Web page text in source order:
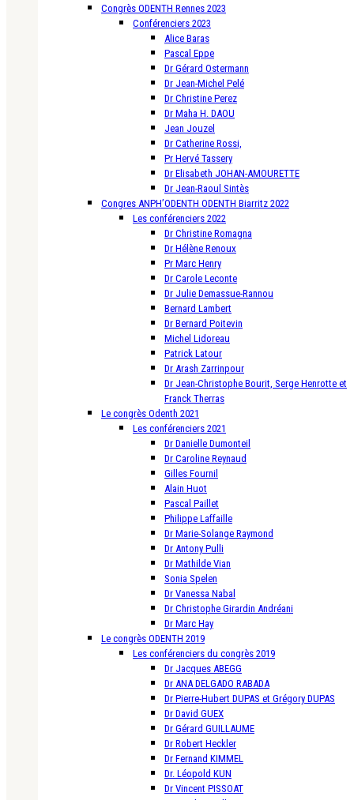
Congrès ODENTH Rennes 2023
Conférenciers 2023
Alice Baras
Pascal Eppe
Dr Gérard Ostermann
Dr Jean-Michel Pelé
Dr Christine Perez
Dr Maha H. DAOU
Jean Jouzel
Dr Catherine Rossi,
Pr Hervé Tassery
Dr Elisabeth JOHAN-AMOURETTE
Dr Jean-Raoul Sintès
Congres ANPH’ODENTH ODENTH Biarritz 2022
Les conférenciers 2022
Dr Christine Romagna
Dr Hélène Renoux
Pr Marc Henry
Dr Carole Leconte
Dr Julie Demassue-Rannou
Bernard Lambert
Dr Bernard Poitevin
Michel Lidoreau
Patrick Latour
Dr Arash Zarrinpour
Dr Jean-Christophe Bourit, Serge Henrotte et
Franck Therras
Le congrès Odenth 2021
Les conférenciers 2021
Dr Danielle Dumonteil
Dr Caroline Reynaud
Gilles Fournil
Alain Huot
Pascal Paillet
Philippe Laffaille
Dr Marie-Solange Raymond
Dr Antony Pulli
Dr Mathilde Vian
Sonia Spelen
Dr Vanessa Nabal
Dr Christophe Girardin Andréani
Dr Marc Hay
Le congrès ODENTH 2019
Les conférenciers du congrès 2019
Dr Jacques ABEGG
Dr ANA DELGADO RABADA
Dr Pierre-Hubert DUPAS et Grégory DUPAS
Dr David GUEX
Dr Gérard GUILLAUME
Dr Robert Heckler
Dr Fernand KIMMEL
Dr. Léopold KUN
Dr Vincent PISSOAT